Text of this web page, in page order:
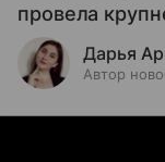
провела
Дарья
Автор